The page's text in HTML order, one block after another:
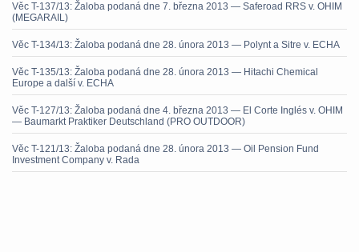
Věc T-137/13: Žaloba podaná dne 7. března 2013 — Saferoad RRS v. OHIM
(MEGARAIL)
Věc T-134/13: Žaloba podaná dne 28. února 2013 — Polynt a Sitre v. ECHA
Věc T-135/13: Žaloba podaná dne 28. února 2013 — Hitachi Chemical
Europe a další v. ECHA
Věc T-127/13: Žaloba podaná dne 4. března 2013 — El Corte Inglés v. OHIM
— Baumarkt Praktiker Deutschland (PRO OUTDOOR)
Věc T-121/13: Žaloba podaná dne 28. února 2013 — Oil Pension Fund
Investment Company v. Rada